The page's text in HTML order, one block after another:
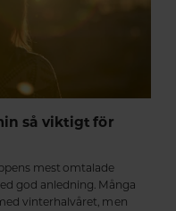
så viktigt för
mest omtalade
god anledning. Många
vinterhalvåret, men